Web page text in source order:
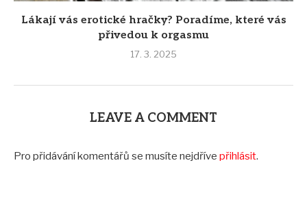
Lákají vás erotické hračky? Poradíme, které vás
přivedou k orgasmu
17. 3. 2025
LEAVE A COMMENT
Pro přidávání komentářů se musíte nejdříve přihlásit.